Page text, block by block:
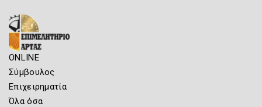
ONLINE
Σύμβουλος
Επιχειρηματία
Όλα όσα